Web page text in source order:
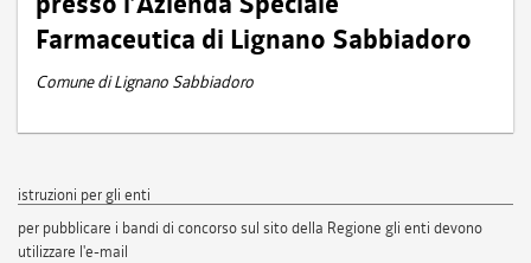
Farmaceutica di Lignano Sabbiadoro
Comune di Lignano Sabbiadoro
istruzioni per gli enti
per pubblicare i bandi di concorso sul sito della Regione gli enti devono
utilizzare l'e-mail